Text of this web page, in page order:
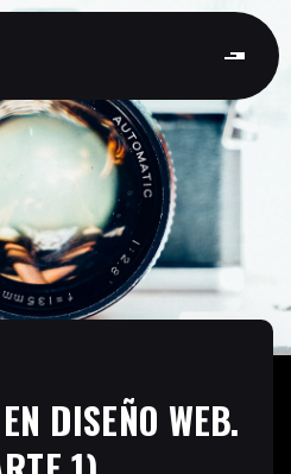
DISEÑO WEB.